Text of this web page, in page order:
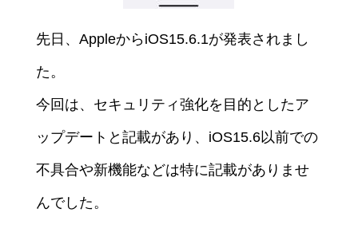
先日、AppleからiOS15.6.1が発表されまし
た。
今回は、セキュリティ強化を目的としたア
ップデートと記載があり、iOS15.6以前での
不具合や新機能などは特に記載がありませ
んでした。